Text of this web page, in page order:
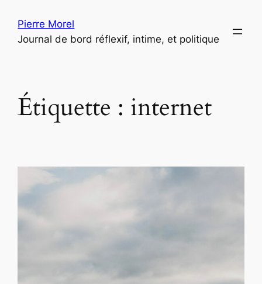
contenu
Pierre Morel
Journal de bord réflexif, intime, et politique
Étiquette : internet